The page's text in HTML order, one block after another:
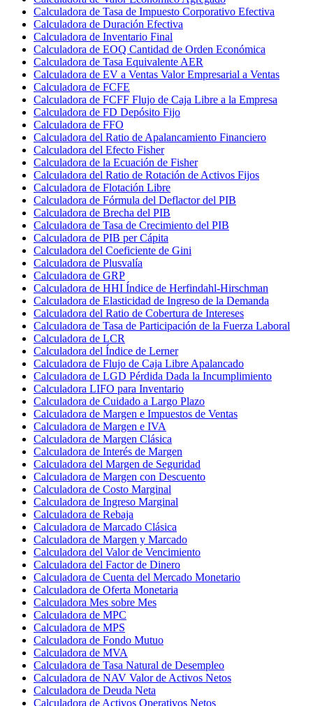
Calculadora de Tasa de Impuesto Corporativo Efectiva
Calculadora de Duración Efectiva
Calculadora de Inventario Final
Calculadora de EOQ Cantidad de Orden Económica
Calculadora de Tasa Equivalente AER
Calculadora de EV a Ventas Valor Empresarial a Ventas
Calculadora de FCFE
Calculadora de FCFF Flujo de Caja Libre a la Empresa
Calculadora de FD Depósito Fijo
Calculadora de FFO
Calculadora del Ratio de Apalancamiento Financiero
Calculadora del Efecto Fisher
Calculadora de la Ecuación de Fisher
Calculadora del Ratio de Rotación de Activos Fijos
Calculadora de Flotación Libre
Calculadora de Fórmula del Deflactor del PIB
Calculadora de Brecha del PIB
Calculadora de Tasa de Crecimiento del PIB
Calculadora de PIB per Cápita
Calculadora del Coeficiente de Gini
Calculadora de Plusvalía
Calculadora de GRP
Calculadora de HHI Índice de Herfindahl-Hirschman
Calculadora de Elasticidad de Ingreso de la Demanda
Calculadora del Ratio de Cobertura de Intereses
Calculadora de Tasa de Participación de la Fuerza Laboral
Calculadora de LCR
Calculadora del Índice de Lerner
Calculadora de Flujo de Caja Libre Apalancado
Calculadora de LGD Pérdida Dada la Incumplimiento
Calculadora LIFO para Inventario
Calculadora de Cuidado a Largo Plazo
Calculadora de Margen e Impuestos de Ventas
Calculadora de Margen e IVA
Calculadora de Margen Clásica
Calculadora de Interés de Margen
Calculadora del Margen de Seguridad
Calculadora de Margen con Descuento
Calculadora de Costo Marginal
Calculadora de Ingreso Marginal
Calculadora de Rebaja
Calculadora de Marcado Clásica
Calculadora de Margen y Marcado
Calculadora del Valor de Vencimiento
Calculadora del Factor de Dinero
Calculadora de Cuenta del Mercado Monetario
Calculadora de Oferta Monetaria
Calculadora Mes sobre Mes
Calculadora de MPC
Calculadora de MPS
Calculadora de Fondo Mutuo
Calculadora de MVA
Calculadora de Tasa Natural de Desempleo
Calculadora de NAV Valor de Activos Netos
Calculadora de Deuda Neta
Calculadora de Activos Operativos Netos